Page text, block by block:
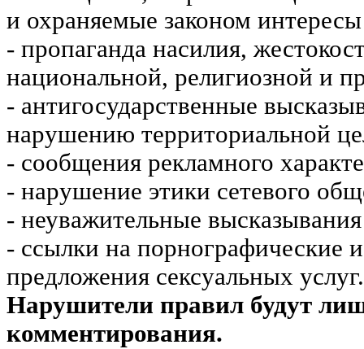
и охраняемые законом
- пропаганда насилия,
национальной, религиозной и
- антигосударственные
нарушению территориальной
- сообщения рекламного
- нарушение этики сетевого
- неуважительные
- ссылки на порнографические
предложения сексуальных услуг.
Нарушители правил будут
комментирования.